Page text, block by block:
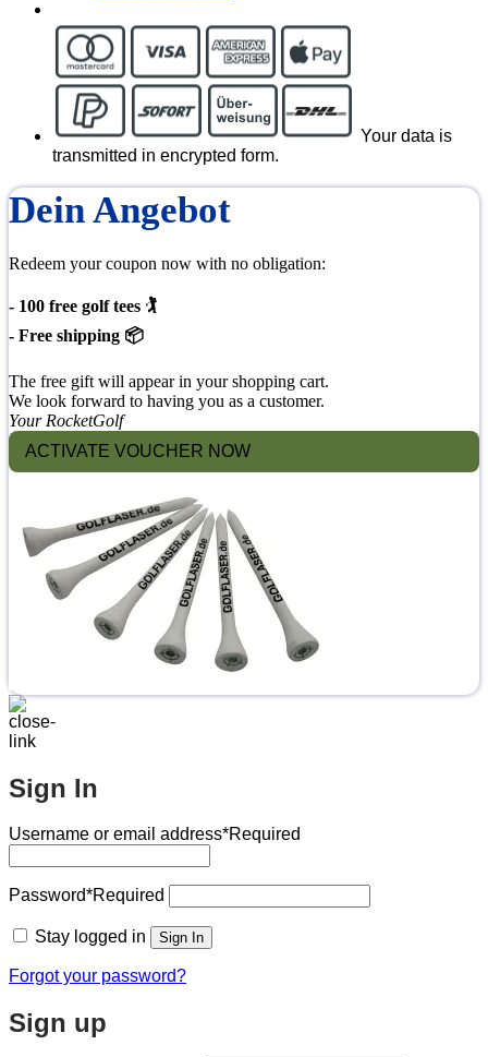
Your data is
transmitted in encrypted form.
Dein Angebot
Redeem your coupon now with no obligation:
- 100 free golf tees 🏌
- Free shipping 📦
The free gift will appear in your shopping cart.
We look forward to having you as a customer.
Your RocketGolf
ACTIVATE VOUCHER NOW
Sign In
Username or email address*Required
Password*Required
Stay logged in Sign In
Forgot your password?
Sign up